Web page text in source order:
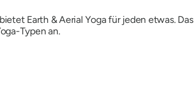
Earth & Aerial Yoga für jeden etwas. Das
Typen an.